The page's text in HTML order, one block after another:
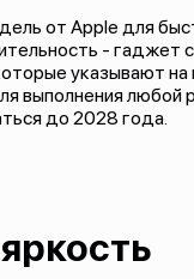
от Apple для
-
указывают
выполнения
до 2028 года.